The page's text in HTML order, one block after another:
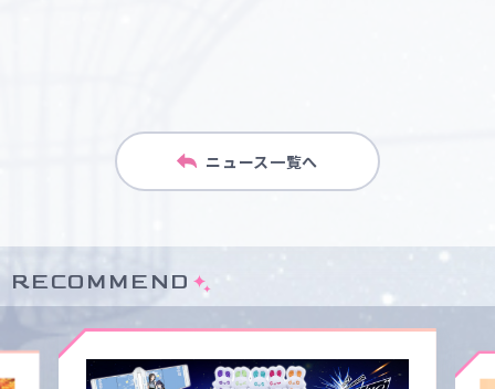
ニュース一覧へ
RECOMMEND